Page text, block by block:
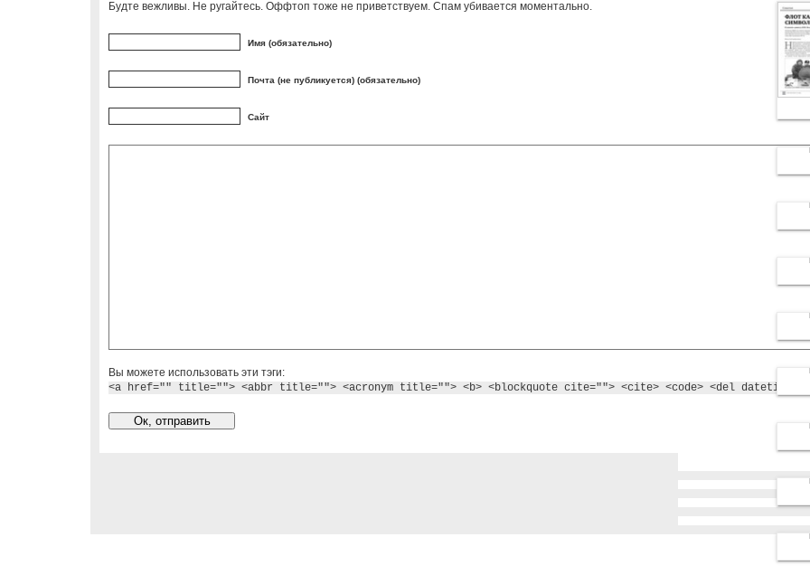
Будте вежливы. Не ругайтесь. Оффтоп тоже не приветствуем. Спам убивается моментально.
Имя (обязательно)
Почта (не публикуется) (обязательно)
Сайт
Вы можете использовать эти тэги:
<a href="" title=""> <abbr title=""> <acronym title=""> <b> <blockquote cite=""> <cite> <code> <del